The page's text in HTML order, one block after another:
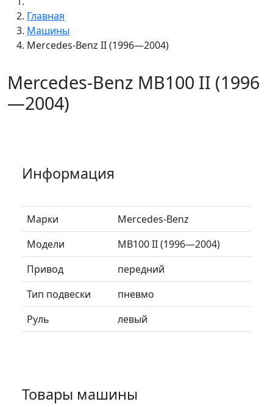
Главная
Машины
Mercedes-Benz II (1996—2004)
Mercedes-Benz MB100 II (1996
—2004)
Информация
Марки
Mercedes-Benz
Модели
MB100 II (1996—2004)
Привод
передний
Тип подвески
пневмо
Руль
левый
Товары машины